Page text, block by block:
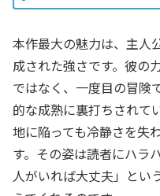
本作最大の魅力は、主人
成された強さです。彼の
ではなく、一度目の冒険
的な成熟に裏打ちされて
地に陥っても冷静さを失
す。その姿は読者にハラ
人がいれば大丈夫」とい